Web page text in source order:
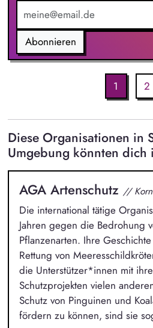
Abonnieren
1 2
Diese Organisationen in
Umgebung könnten dich
AGA Artenschutz //
Die international tätige
Jahren gegen die Bedrohung
Pflanzenarten. Ihre
Rettung von
die Unterstützer*innen mit
Schutzprojekten vielen
Schutz von Pinguinen und
fördern zu können, sind sie